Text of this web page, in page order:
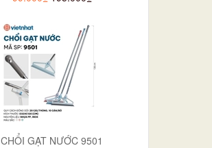
CHỔI GẠT NƯỚC 9501